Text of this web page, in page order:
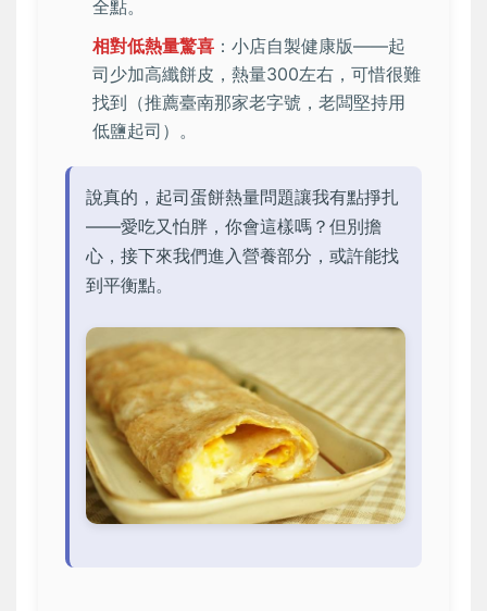
全點。
相對低熱量驚喜 ：小店自製健康版——起
司少加高纖餅皮，熱量300左右，可惜很難
找到（推薦臺南那家老字號，老闆堅持用
低鹽起司）。
說真的，起司蛋餅熱量問題讓我有點掙扎
——愛吃又怕胖，你會這樣嗎？但別擔
心，接下來我們進入營養部分，或許能找
到平衡點。